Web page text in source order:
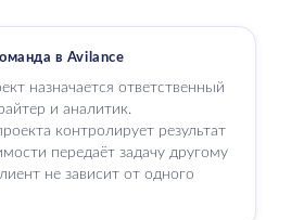
в Avilance
назначается ответственный
и аналитик.
контролирует результат
передаёт задачу другому
не зависит от одного